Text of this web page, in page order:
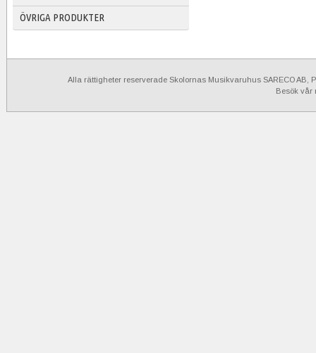
ÖVRIGA PRODUKTER
Alla rättigheter reserverade Skolornas Musikvaruhus SARECO AB,
Besök vår